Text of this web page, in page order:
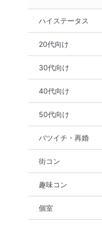
ハイステータス
20代向け
30代向け
40代向け
50代向け
バツイチ・再婚
街コン
趣味コン
個室